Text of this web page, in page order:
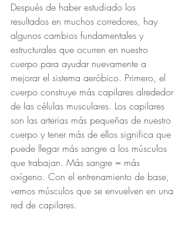
Después de haber estudiado los
resultados en muchos corredores, hay
algunos cambios fundamentales y
estructurales que ocurren en nuestro
cuerpo para ayudar nuevamente a
mejorar el sistema aeróbico. Primero, el
cuerpo construye más capilares alrededor
de las células musculares. Los capilares
son las arterias más pequeñas de nuestro
cuerpo y tener más de ellos significa que
puede llegar más sangre a los músculos
que trabajan. Más sangre = más
oxígeno. Con el entrenamiento de base,
vemos músculos que se envuelven en una
red de capilares.